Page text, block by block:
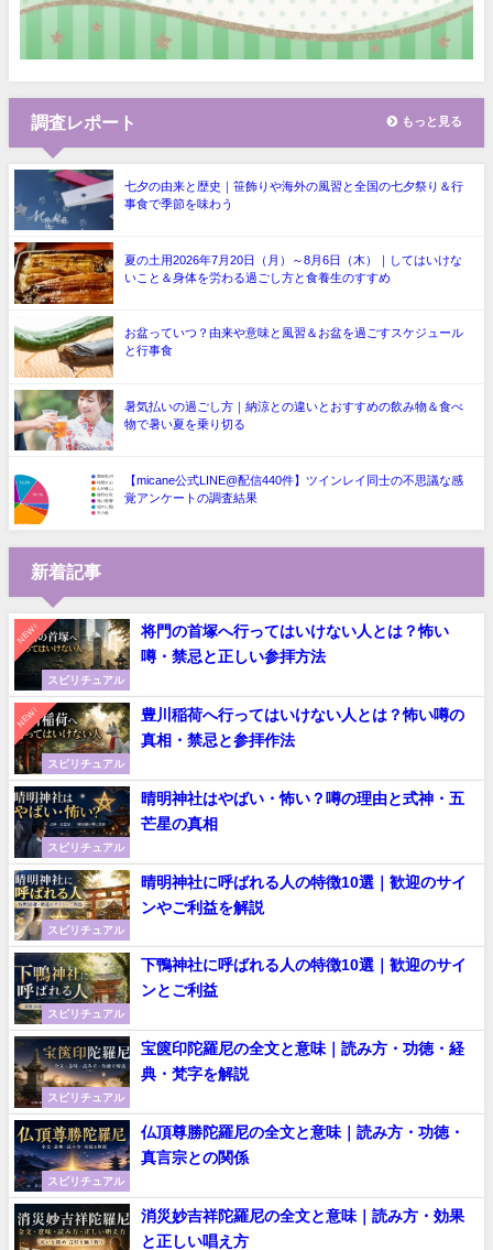
調査レポート もっと見る
七夕の由来と歴史｜笹飾りや海外の風習と全国の七夕祭り＆行
事食で季節を味わう
夏の土用2026年7月20日（月）～8月6日（木）｜してはいけな
いこと＆身体を労わる過ごし方と食養生のすすめ
お盆っていつ？由来や意味と風習＆お盆を過ごすスケジュール
と行事食
暑気払いの過ごし方｜納涼との違いとおすすめの飲み物＆食べ
物で暑い夏を乗り切る
【micane公式LINE@配信440件】ツインレイ同士の不思議な感
覚アンケートの調査結果
新着記事
NEW!
スピリチュアル
将門の首塚へ行ってはいけない人とは？怖い
噂・禁忌と正しい参拝方法
NEW!
スピリチュアル
豊川稲荷へ行ってはいけない人とは？怖い噂の
真相・禁忌と参拝作法
スピリチュアル
晴明神社はやばい・怖い？噂の理由と式神・五
芒星の真相
スピリチュアル
晴明神社に呼ばれる人の特徴10選｜歓迎のサイ
ンやご利益を解説
スピリチュアル
下鴨神社に呼ばれる人の特徴10選｜歓迎のサイ
ンとご利益
スピリチュアル
宝篋印陀羅尼の全文と意味｜読み方・功徳・経
典・梵字を解説
スピリチュアル
仏頂尊勝陀羅尼の全文と意味｜読み方・功徳・
真言宗との関係
消災妙吉祥陀羅尼の全文と意味｜読み方・効果
と正しい唱え方